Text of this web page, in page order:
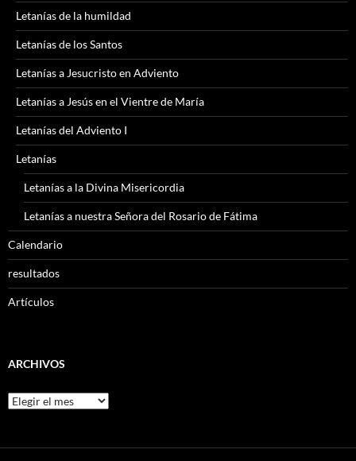
Letanías de la humildad
Letanías de los Santos
Letanías a Jesucristo en Adviento
Letanías a Jesús en el Vientre de María
Letanías del Adviento I
Letanías
Letanías a la Divina Misericordia
Letanías a nuestra Señora del Rosario de Fátima
Calendario
resultados
Artículos
ARCHIVOS
Archivos